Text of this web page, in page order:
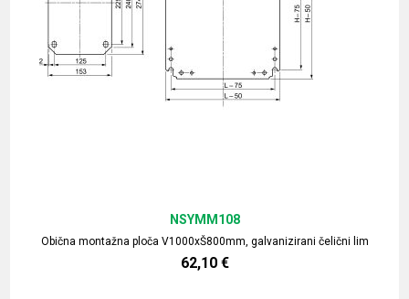
Obična montažna ploča V1000xŠ800mm, galvanizirani čelični lim
NSYMM108
62,10 €